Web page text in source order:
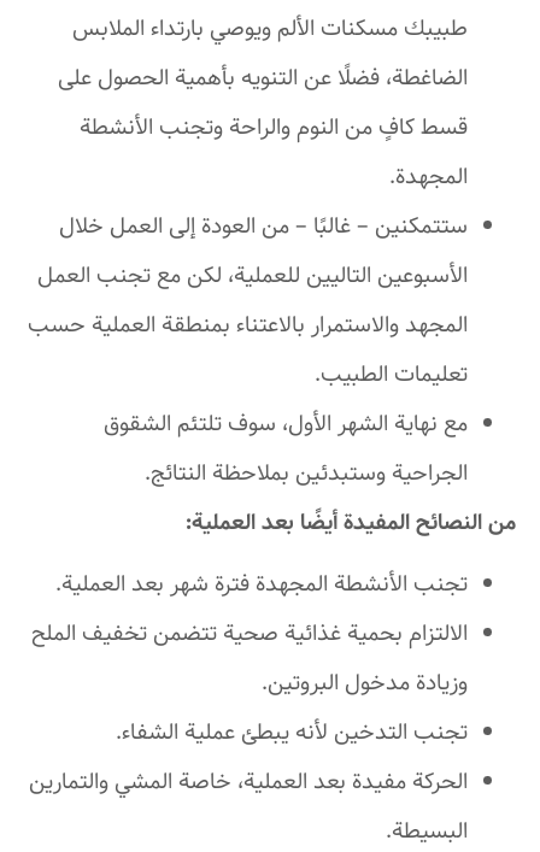
طبيبك مسكنات الألم ويوصي بارتداء الملابس
الضاغطة، فضلًا عن التنويه بأهمية الحصول على
قسط كافٍ من النوم والراحة وتجنب الأنشطة
المجهدة.
ستتمكنين – غالبًا – من العودة إلى العمل خلال
الأسبوعين التاليين للعملية، لكن مع تجنب العمل
المجهد والاستمرار بالاعتناء بمنطقة العملية حسب
تعليمات الطبيب.
مع نهاية الشهر الأول، سوف تلتئم الشقوق
الجراحية وستبدئين بملاحظة النتائج.
من النصائح المفيدة أيضًا بعد العملية:
تجنب الأنشطة المجهدة فترة شهر بعد العملية.
الالتزام بحمية غذائية صحية تتضمن تخفيف الملح
وزيادة مدخول البروتين.
تجنب التدخين لأنه يبطئ عملية الشفاء.
الحركة مفيدة بعد العملية، خاصة المشي والتمارين
البسيطة.